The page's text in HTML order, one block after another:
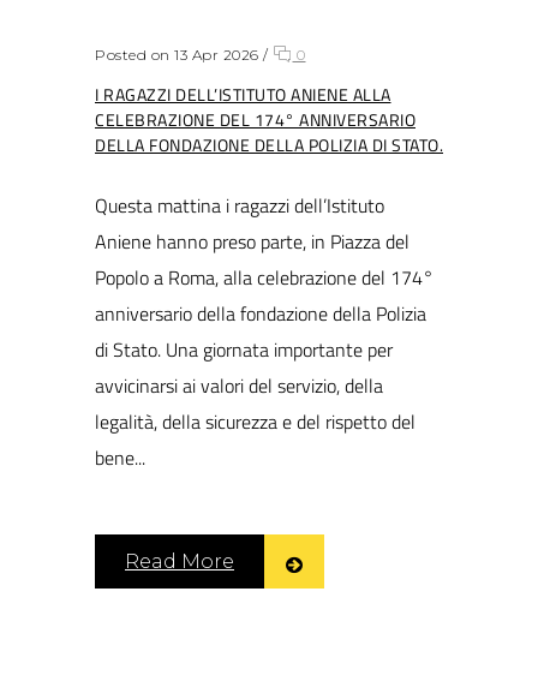
Posted on 13 Apr 2026 / 0
I RAGAZZI DELL’ISTITUTO ANIENE ALLA
CELEBRAZIONE DEL 174° ANNIVERSARIO
DELLA FONDAZIONE DELLA POLIZIA DI STATO.
Questa mattina i ragazzi dell’Istituto
Aniene hanno preso parte, in Piazza del
Popolo a Roma, alla celebrazione del 174°
anniversario della fondazione della Polizia
di Stato. Una giornata importante per
avvicinarsi ai valori del servizio, della
legalità, della sicurezza e del rispetto del
bene...
Read More